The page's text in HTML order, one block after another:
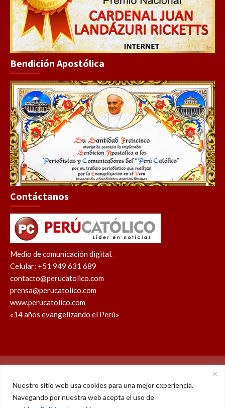
Nuestro sitio web usa cookies para una mejor experiencia.
Navegando por nuestra web acepta el uso de
Bendición Apostólica
Contáctanos
Medio de comunicación digital.
Celular: +51 949 631 689
contacto@perucatolico.com
prensa@perucatolico.com
www.perucatolico.com
«14 años evangelizando el Perú»
WhatsAppFacebookYoutubeInstagram
X